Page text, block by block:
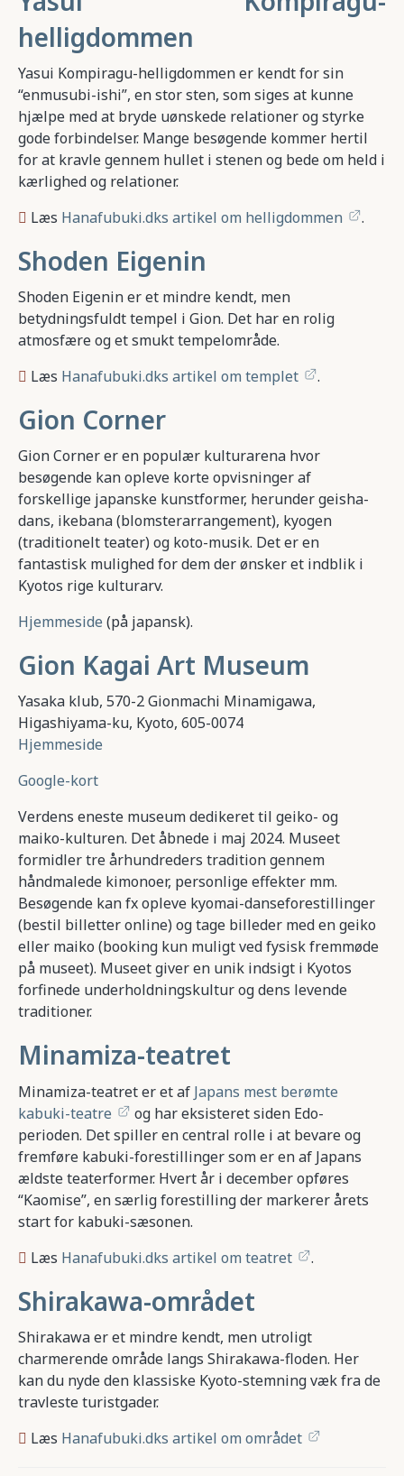
helligdommen
Yasui Kompiragu-helligdommen er kendt for sin
“enmusubi-ishi”, en stor sten, som siges at kunne
hjælpe med at bryde uønskede relationer og styrke
gode forbindelser. Mange besøgende kommer hertil
for at kravle gennem hullet i stenen og bede om held i
kærlighed og relationer.
Læs Hanafubuki.dks artikel om helligdommen .
Shoden Eigenin
Shoden Eigenin er et mindre kendt, men
betydningsfuldt tempel i Gion. Det har en rolig
atmosfære og et smukt tempelområde.
Læs Hanafubuki.dks artikel om templet .
Gion Corner
Gion Corner er en populær kulturarena hvor
besøgende kan opleve korte opvisninger af
forskellige japanske kunstformer, herunder geisha-
dans, ikebana (blomsterarrangement), kyogen
(traditionelt teater) og koto-musik. Det er en
fantastisk mulighed for dem der ønsker et indblik i
Kyotos rige kulturarv.
Hjemmeside (på japansk).
Gion Kagai Art Museum
Yasaka klub, 570-2 Gionmachi Minamigawa,
Higashiyama-ku, Kyoto, 605-0074
Hjemmeside
Google-kort
Verdens eneste museum dedikeret til geiko- og
maiko-kulturen. Det åbnede i maj 2024. Museet
formidler tre århundreders tradition gennem
håndmalede kimonoer, personlige effekter mm.
Besøgende kan fx opleve kyomai-danseforestillinger
(bestil billetter online) og tage billeder med en geiko
eller maiko (booking kun muligt ved fysisk fremmøde
på museet). Museet giver en unik indsigt i Kyotos
forfinede underholdningskultur og dens levende
traditioner.
Minamiza-teatret
Minamiza-teatret er et af Japans mest berømte
kabuki-teatre
og har eksisteret siden Edo-
perioden. Det spiller en central rolle i at bevare og
fremføre kabuki-forestillinger som er en af Japans
ældste teaterformer. Hvert år i december opføres
“Kaomise”, en særlig forestilling der markerer årets
start for kabuki-sæsonen.
Læs Hanafubuki.dks artikel om teatret .
Shirakawa-området
Shirakawa er et mindre kendt, men utroligt
charmerende område langs Shirakawa-floden. Her
kan du nyde den klassiske Kyoto-stemning væk fra de
travleste turistgader.
Læs Hanafubuki.dks artikel om området